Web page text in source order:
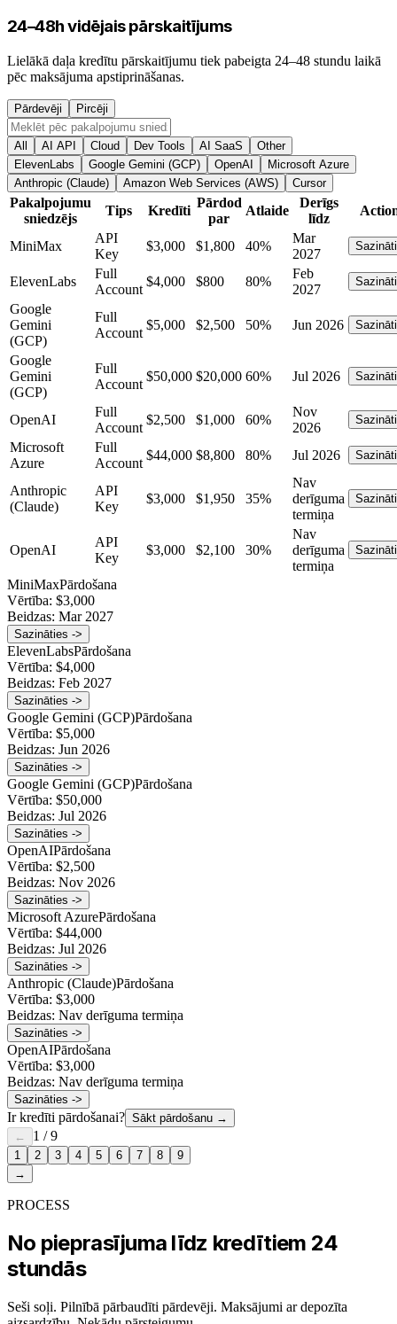
24–48h vidējais pārskaitījums
Lielākā daļa kredītu pārskaitījumu tiek pabeigta 24–48 stundu laikā
pēc maksājuma apstiprināšanas.
Pārdevēji Pircēji
All AI API Cloud Dev Tools AI SaaS
Other
ElevenLabs
Google Gemini (GCP) OpenAI
Microsoft Azure
Anthropic (Claude)
Amazon Web Services (AWS) Cursor
Pakalpojumu
sniedzējs
Tips Kredīti
Pārdod
par
Atlaide
Derīgs
līdz
MiniMax
API
Key
$3,000 $1,800 40%
Mar
2027
ElevenLabs
Full
Account
$4,000 $800 80%
Feb
2027
Google
Gemini
(GCP)
Full
Account
$5,000 $2,500 50% Jun 2026
Google
Gemini
(GCP)
Full
Account
$50,000 $20,000 60% Jul 2026
OpenAI
Full
Account
$2,500 $1,000 60%
Nov
2026
Microsoft
Azure
Full
Account
$44,000 $8,800 80% Jul 2026
Anthropic
(Claude)
API
Key
$3,000 $1,950 35%
Nav
derīguma
termiņa
OpenAI
API
Key
$3,000 $2,100 30%
Nav
derīguma
termiņa
MiniMaxPārdošana
Vērtība: $3,000
Beidzas: Mar 2027
Sazināties ->
ElevenLabsPārdošana
Vērtība: $4,000
Beidzas: Feb 2027
Sazināties ->
Google Gemini (GCP)Pārdošana
Vērtība: $5,000
Beidzas: Jun 2026
Sazināties ->
Google Gemini (GCP)Pārdošana
Vērtība: $50,000
Beidzas: Jul 2026
Sazināties ->
OpenAIPārdošana
Vērtība: $2,500
Beidzas: Nov 2026
Sazināties ->
Microsoft AzurePārdošana
Vērtība: $44,000
Beidzas: Jul 2026
Sazināties ->
Anthropic (Claude)Pārdošana
Vērtība: $3,000
Beidzas: Nav derīguma termiņa
Sazināties ->
OpenAIPārdošana
Vērtība: $3,000
Beidzas: Nav derīguma termiņa
Sazināties ->
Ir kredīti pārdošanai? Sākt pārdošanu →
←
1 /9
1 2 3 4 5 6 7 8
9
→
PROCESS
No pieprasījuma līdz kredītiem 24
stundās
Seši soļi. Pilnībā pārbaudīti pārdevēji. Maksājumi ar depozīta